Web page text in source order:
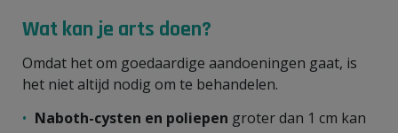
Wat kan je arts doen?
Omdat het om goedaardige aandoeningen gaat, is
het niet altijd nodig om te behandelen.
Naboth-cysten en poliepen groter dan 1 cm kan